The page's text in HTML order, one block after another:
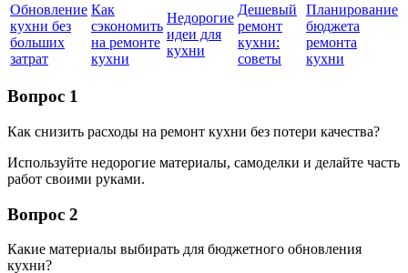
Обновление
кухни без
больших
затрат
Как
сэкономить
на ремонте
кухни
Недорогие
идеи для
кухни
Дешевый
ремонт
кухни:
советы
Планирование
бюджета
ремонта
кухни
Вопрос 1
Как снизить расходы на ремонт кухни без потери качества?
Используйте недорогие материалы, самоделки и делайте часть
работ своими руками.
Вопрос 2
Какие материалы выбирать для бюджетного обновления
кухни?